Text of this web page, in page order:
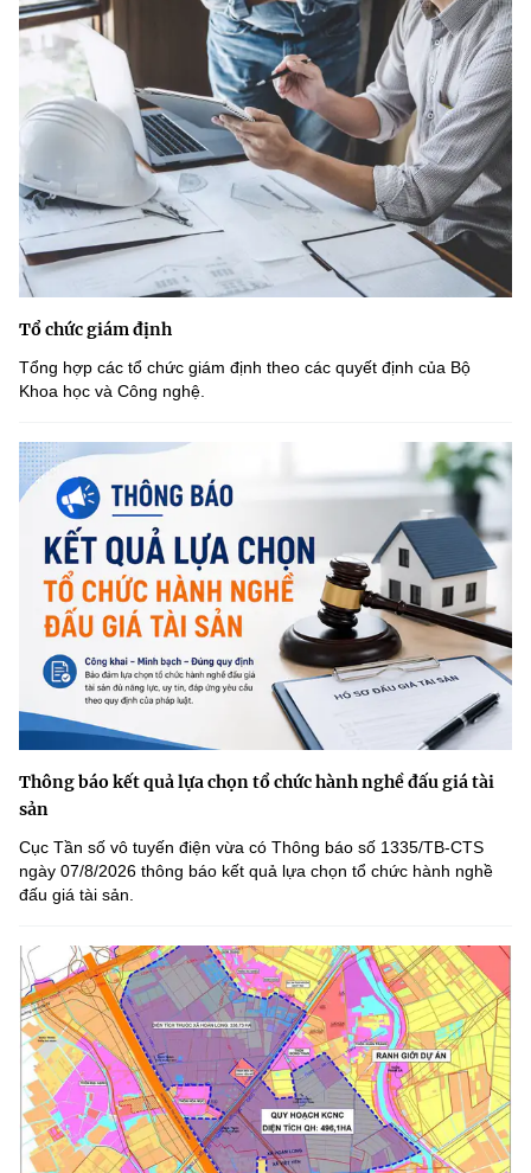
Tổ chức giám định
Tổng hợp các tổ chức giám định theo các quyết định của Bộ
Khoa học và Công nghệ.
Thông báo kết quả lựa chọn tổ chức hành nghề đấu giá tài
sản
Cục Tần số vô tuyến điện vừa có Thông báo số 1335/TB-CTS
ngày 07/8/2026 thông báo kết quả lựa chọn tổ chức hành nghề
đấu giá tài sản.